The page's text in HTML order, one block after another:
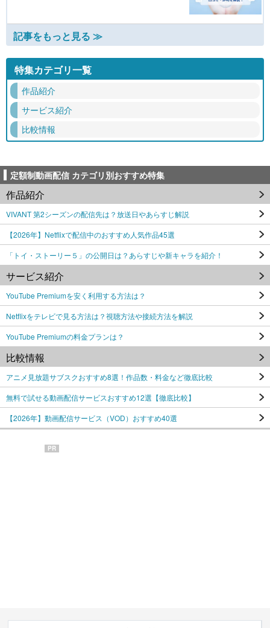
記事をもっと見る ≫
特集カテゴリ一覧
作品紹介
サービス紹介
比較情報
定額制動画配信 カテゴリ別おすすめ特集
作品紹介
VIVANT 第2シーズンの配信先は？放送日やあらすじ解説
【2026年】Netflixで配信中のおすすめ人気作品45選
「トイ・ストーリー５」の公開日は？あらすじや新キャラを紹介！
サービス紹介
YouTube Premiumを安く利用する方法は？
Netflixをテレビで見る方法は？視聴方法や接続方法を解説
YouTube Premiumの料金プランは？
比較情報
アニメ見放題サブスクおすすめ8選！作品数・料金など徹底比較
無料で試せる動画配信サービスおすすめ12選【徹底比較】
【2026年】動画配信サービス（VOD）おすすめ40選
PR